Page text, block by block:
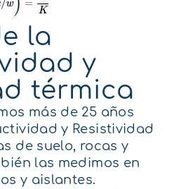
la
y
térmica
más de 25 años
y Resistividad
de suelo, rocas y
las medimos en
y aislantes.